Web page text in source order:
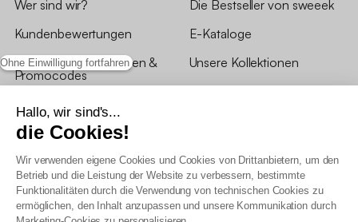
Ohne Einwilligung fortfahren
Hallo, wir sind's...
die Cookies!
Wir verwenden eigene Cookies und Cookies von Drittanbietern, um den
Betrieb und die Leistung der Website zu verbessern, bestimmte
Funktionalitäten durch die Verwendung von technischen Cookies zu
ermöglichen, den Inhalt anzupassen und unsere Kommunikation durch
Wer sind wir?
Kundenbewertungen
*Angebotsbedingungen &
Promocodes
Bewertungen von sweeek
Unsere Geschäfte
Die Bestseller von sweeek
E-Kataloge
Unsere Kollektionen